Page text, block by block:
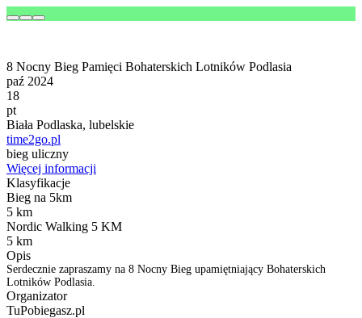
8 Nocny Bieg Pamięci Bohaterskich Lotników Podlasia
paź 2024
18
pt
Biała Podlaska, lubelskie
time2go.pl
bieg uliczny
Więcej informacji
Klasyfikacje
Bieg na 5km
5 km
Nordic Walking 5 KM
5 km
Opis
Serdecznie zapraszamy na 8 Nocny Bieg upamiętniający Bohaterskich
Lotników Podlasia.
Organizator
TuPobiegasz.pl